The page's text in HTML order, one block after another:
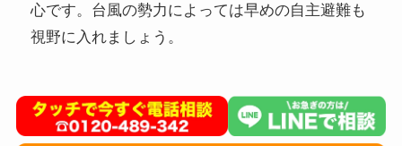
心です。台風の勢力によっては早めの自主避難も
視野に入れましょう。